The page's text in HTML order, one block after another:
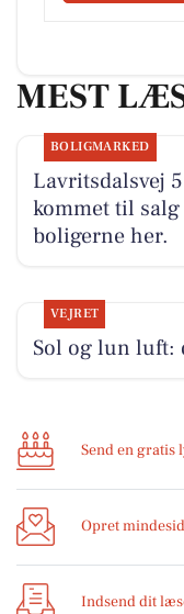
MEST
BOLIGMARKED
Lavritsdalsvej
kommet til
boligerne her.
VEJRET
Sol og lun luft:
Send en gratis
Opret
Indsend dit